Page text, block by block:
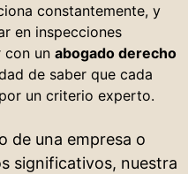
constantemente, y
en inspecciones
con un abogado derecho
de saber que cada
un criterio experto.
de una empresa o
significativos, nuestra